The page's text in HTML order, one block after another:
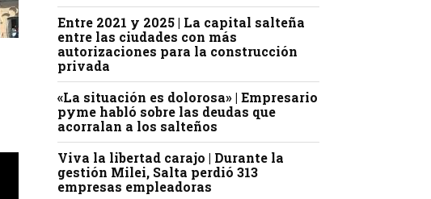
Entre 2021 y 2025 | La capital salteña
entre las ciudades con más
autorizaciones para la construcción
privada
«La situación es dolorosa» | Empresario
pyme habló sobre las deudas que
acorralan a los salteños
Viva la libertad carajo | Durante la
gestión Milei, Salta perdió 313
empresas empleadoras